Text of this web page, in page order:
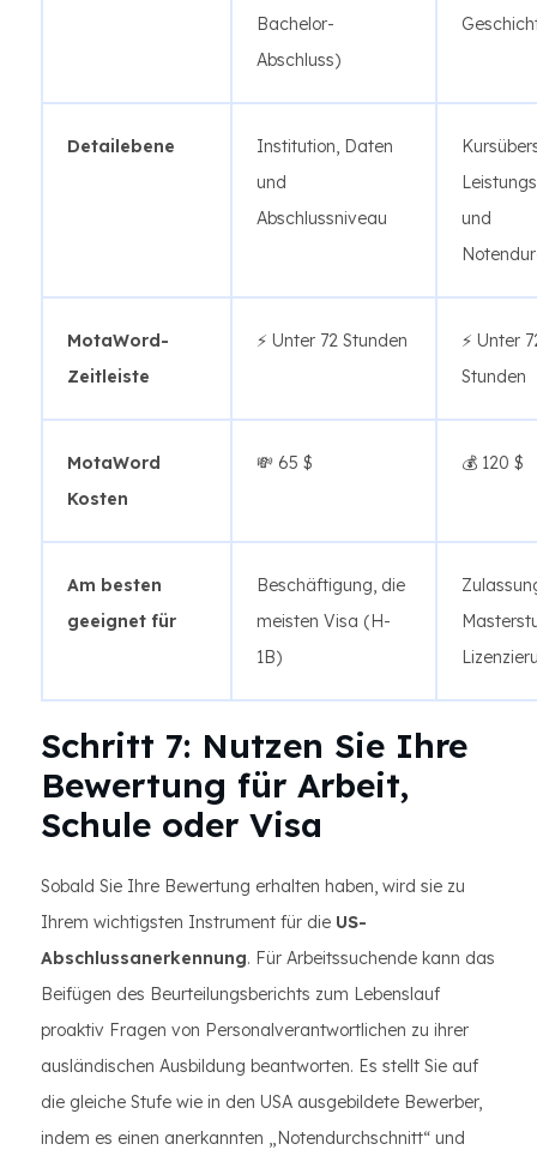
Bachelor-
Abschluss)
Detailebene
Institution, Daten
und
Abschlussniveau
und
MotaWord-
Zeitleiste
⚡ Unter 72 Stunden
⚡ Unter
Stunden
MotaWord
Kosten
💸 65 $ 💰 120 $
Am besten
geeignet für
Beschäftigung, die
meisten Visa (H-
1B)
Schritt 7: Nutzen Sie Ihre
Bewertung für Arbeit,
Schule oder Visa
Sobald Sie Ihre Bewertung erhalten haben, wird sie zu
Ihrem wichtigsten Instrument für die US-
Abschlussanerkennung. Für Arbeitssuchende kann das
Beifügen des Beurteilungsberichts zum Lebenslauf
proaktiv Fragen von Personalverantwortlichen zu ihrer
ausländischen Ausbildung beantworten. Es stellt Sie auf
die gleiche Stufe wie in den USA ausgebildete Bewerber,
indem es einen anerkannten „Notendurchschnitt“ und